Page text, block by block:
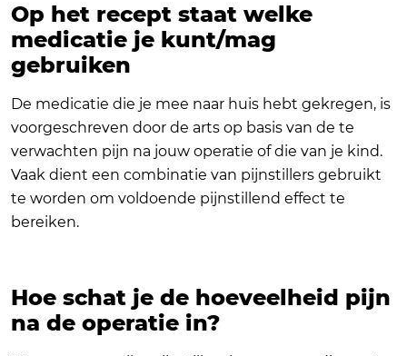
Op het recept staat welke
medicatie je kunt/mag
gebruiken
De medicatie die je mee naar huis hebt gekregen, is
voorgeschreven door de arts op basis van de te
verwachten pijn na jouw operatie of die van je kind.
Vaak dient een combinatie van pijnstillers gebruikt
te worden om voldoende pijnstillend effect te
bereiken.
Hoe schat je de hoeveelheid pijn
na de operatie in?